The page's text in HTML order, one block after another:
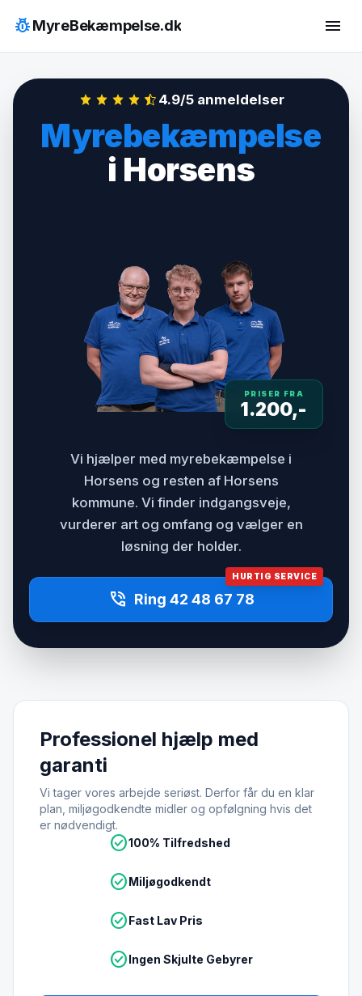
indhold
pest_controlMyreBekæmpelse.dk menu
4.9/5 anmeldelser
Myrebekæmpelse
i Horsens
PRISER FRA
1.200,-
Vi hjælper med myrebekæmpelse i
Horsens og resten af Horsens
kommune. Vi finder indgangsveje,
vurderer art og omfang og vælger en
løsning der holder.
HURTIG SERVICE
phone_in_talk Ring 42 48 67 78
Professionel hjælp med
garanti
Vi tager vores arbejde seriøst. Derfor får du en klar
plan, miljøgodkendte midler og opfølgning hvis det
er nødvendigt.
check_circle100% Tilfredshed
check_circleMiljøgodkendt
check_circleFast Lav Pris
check_circleIngen Skjulte Gebyrer